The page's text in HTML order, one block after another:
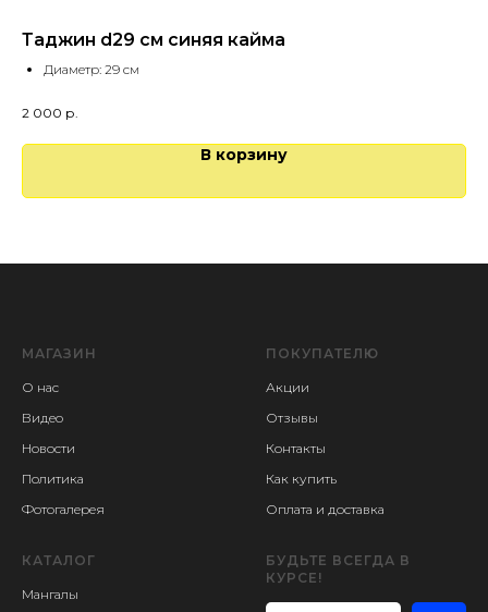
Таджин d29 см синяя кайма
Диаметр: 29 см
2 000 р.
В корзину
МАГАЗИН
О нас
Видео
Новости
Политика
Фотогалерея
ПОКУПАТЕЛЮ
Акции
Отзывы
Контакты
Как купить
Оплата и доставка
КАТАЛОГ
Мангалы
БУДЬТЕ ВСЕГДА В
КУРСЕ!